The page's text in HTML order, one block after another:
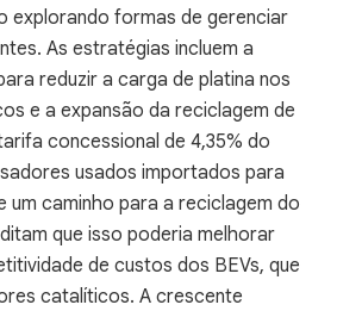
explorando formas de gerenciar
As estratégias incluem a
reduzir a carga de platina nos
e a expansão da reciclagem de
concessional de 4,35% do
usados importados para
caminho para a reciclagem do
que isso poderia melhorar
de custos dos BEVs, que
catalíticos. A crescente